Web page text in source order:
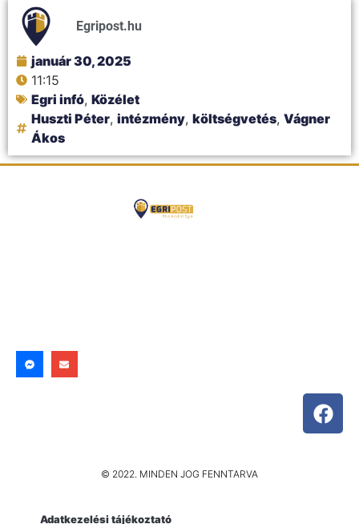
Egripost.hu
január 30, 2025
11:15
Egri infó, Közélet
Huszti Péter, intézmény, költségvetés, Vágner
Ákos
© 2022. MINDEN JOG FENNTARVA
Adatkezelési tájékoztató